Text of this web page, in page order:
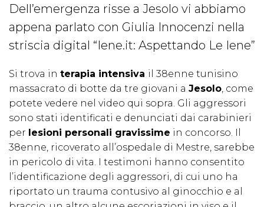
Dell’emergenza risse a Jesolo vi abbiamo
appena parlato con Giulia Innocenzi nella
striscia digital “Iene.it: Aspettando Le Iene”
Si trova in terapia intensiva il 38enne tunisino
massacrato di botte da tre giovani a Jesolo, come
potete vedere nel video qui sopra. Gli aggressori
sono stati identificati e denunciati dai carabinieri
per lesioni personali gravissime in concorso. Il
38enne, ricoverato all’ospedale di Mestre, sarebbe
in pericolo di vita. I testimoni hanno consentito
l’identificazione degli aggressori, di cui uno ha
riportato un trauma contusivo al ginocchio e al